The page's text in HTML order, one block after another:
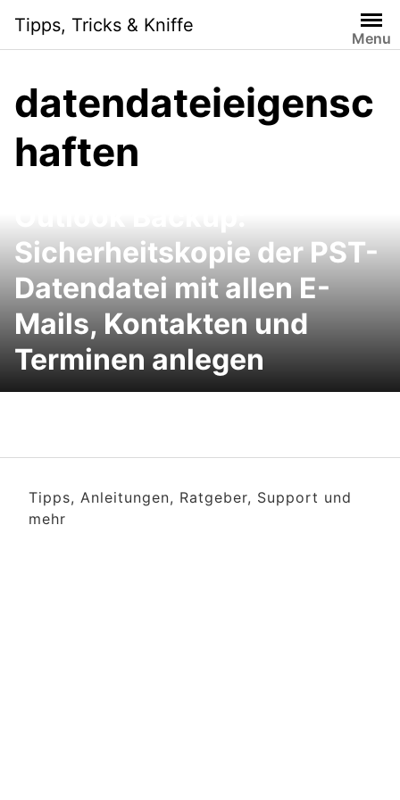
content
Tipps, Tricks & Kniffe
Menu
datendateieigensc
haften
Sicherheitskopie der PST-
Datendatei mit allen E-
Mails, Kontakten und
Terminen anlegen
Tipps, Anleitungen, Ratgeber, Support und
mehr